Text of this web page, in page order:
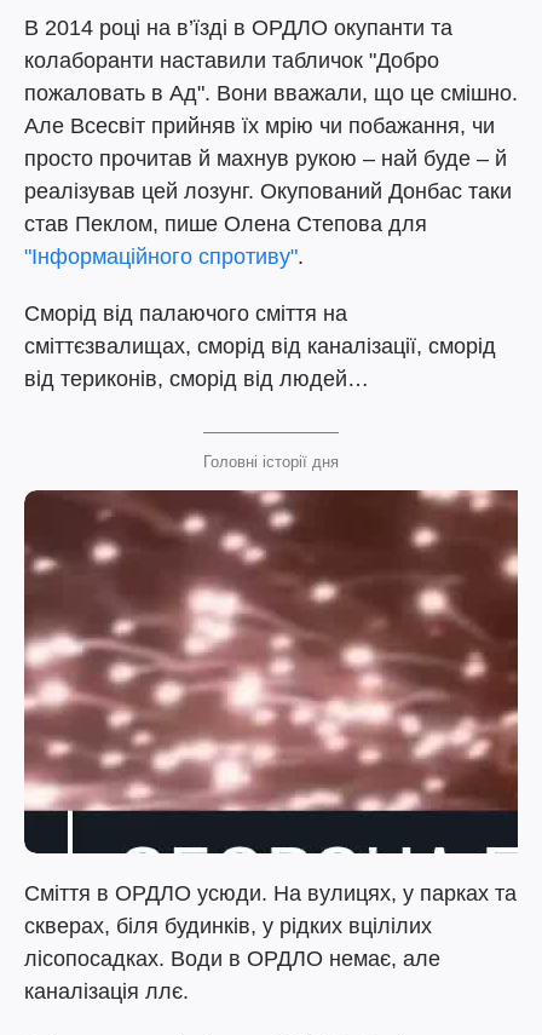
В 2014 році на в’їзді в ОРДЛО окупанти та
колаборанти наставили табличок "Добро
пожаловать в Ад". Вони вважали, що це смішно.
Але Всесвіт прийняв їх мрію чи побажання, чи
просто прочитав й махнув рукою – най буде – й
реалізував цей лозунг. Окупований Донбас таки
став Пеклом, пише Олена Степова для
"Інформаційного спротиву".
Сморід від палаючого сміття на
сміттєзвалищах, сморід від каналізації, сморід
від териконів, сморід від людей…
Головні історії дня
Сміття в ОРДЛО усюди. На вулицях, у парках та
скверах, біля будинків, у рідких вцілілих
лісопосадках. Води в ОРДЛО немає, але
каналізація ллє.